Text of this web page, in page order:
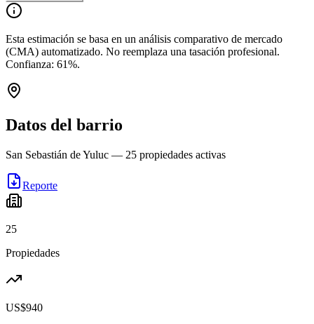
Esta estimación se basa en un análisis comparativo de mercado
(CMA) automatizado. No reemplaza una tasación profesional.
Confianza: 61%.
Datos del barrio
San Sebastián de Yuluc — 25 propiedades activas
Reporte
25
Propiedades
US$940